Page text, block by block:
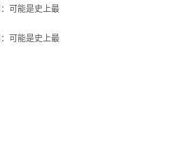
可能是史上最
可能是史上最